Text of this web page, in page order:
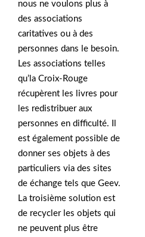
nous ne voulons plus à
des associations
caritatives ou à des
personnes dans le besoin.
Les associations telles
qu’la Croix-Rouge
récupèrent les livres pour
les redistribuer aux
personnes en difficulté. Il
est également possible de
donner ses objets à des
particuliers via des sites
de échange tels que Geev.
La troisième solution est
de recycler les objets qui
ne peuvent plus être